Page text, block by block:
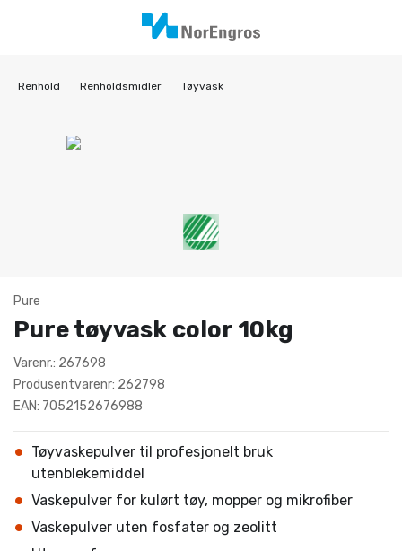
Renhold Renholdsmidler Tøyvask
Pure
Pure tøyvask color 10kg
Varenr.: 267698
Produsentvarenr: 262798
EAN: 7052152676988
Tøyvaskepulver til profesjonelt bruk
utenblekemiddel
Vaskepulver for kulørt tøy, mopper og mikrofiber
Vaskepulver uten fosfater og zeolitt